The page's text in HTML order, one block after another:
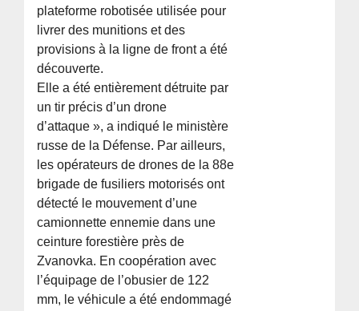
plateforme robotisée utilisée pour
livrer des munitions et des
provisions à la ligne de front a été
découverte.
Elle a été entièrement détruite par
un tir précis d’un drone
d’attaque », a indiqué le ministère
russe de la Défense. Par ailleurs,
les opérateurs de drones de la 88e
brigade de fusiliers motorisés ont
détecté le mouvement d’une
camionnette ennemie dans une
ceinture forestière près de
Zvanovka. En coopération avec
l’équipage de l’obusier de 122
mm, le véhicule a été endommagé